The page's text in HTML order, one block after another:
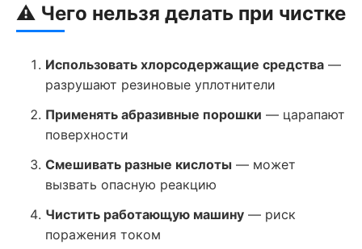
⚠️ Чего нельзя делать при чистке
Использовать хлорсодержащие средства —
разрушают резиновые уплотнители
Применять абразивные порошки — царапают
поверхности
Смешивать разные кислоты — может
вызвать опасную реакцию
Чистить работающую машину — риск
поражения током